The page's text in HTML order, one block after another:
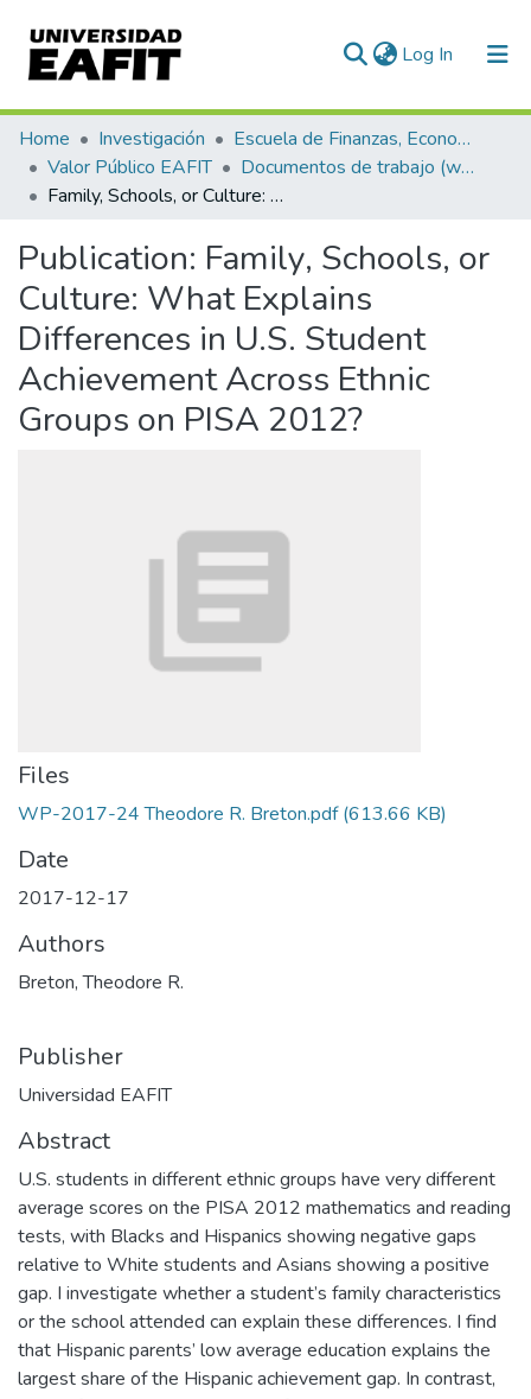
Log In (current)
Communities & Collections
All of DSpace
Home Investigación
Escuela de Finanzas, Economía y Gobierno
Valor Público EAFIT
Documentos de trabajo (working papers)
Family, Schools, or Culture: What Explains Differences in U.S. Student Achievement Across Ethnic Groups on PISA 2012?
Publication: Family, Schools, or
Culture: What Explains
Differences in U.S. Student
Achievement Across Ethnic
Groups on PISA 2012?
Files
WP-2017-24 Theodore R. Breton.pdf(613.66 KB)
Date
2017-12-17
Authors
Breton, Theodore R.
Publisher
Universidad EAFIT
Abstract
U.S. students in different ethnic groups have very different
average scores on the PISA 2012 mathematics and reading
tests, with Blacks and Hispanics showing negative gaps
relative to White students and Asians showing a positive
gap. I investigate whether a student’s family characteristics
or the school attended can explain these differences. I find
that Hispanic parents’ low average education explains the
largest share of the Hispanic achievement gap. In contrast,